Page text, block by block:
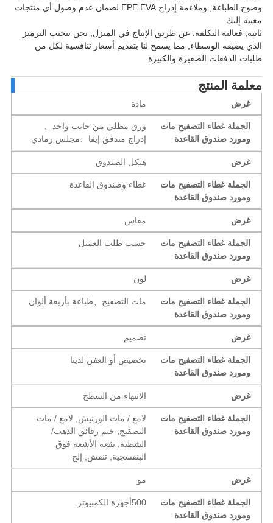
وضوح الطباعة, وملاءمة إدراج EPE EVA لضمان عدم وصول أي منتجات
إليك.
فعالية التكلفة: عن طريق الإنتاج في المنزل, نحن نتجنب الترميز
يضيفه الوسطاء, مما يسمح لنا بتقديم أسعار تنافسية لكل من
الدفعات الصغيرة والكبيرة.
المنتج
الجملة غطاء التصفيح مات
ومورد صندوق القاعدة
ورق مطلي من جانب واحد、
إدراج متدفق إيفا、مجلس رمادي
هيكل الصندوق
الجملة غطاء التصفيح مات
ومورد صندوق القاعدة
غطاء وصندوق القاعدة
مقاس
الجملة غطاء التصفيح مات
ومورد صندوق القاعدة
حسب طلب العميل
الجملة غطاء التصفيح مات
ومورد صندوق القاعدة
مات التصفيح、طباعة بأربعة ألوان
تصميم
الجملة غطاء التصفيح مات
ومورد صندوق القاعدة
تخصيص أو العفن لدينا
الانتهاء من السطح
الجملة غطاء التصفيح مات
ومورد صندوق القاعدة
لامع / مات الورنيش, لامع / مات
التصفيح, ختم رقائق الذهب/
الشظية, بقعة الأشعة فوق
البنفسجية, تنقش, إلخ
الجملة غطاء التصفيح مات
ومورد صندوق القاعدة
500أجهزة الكمبيوتر